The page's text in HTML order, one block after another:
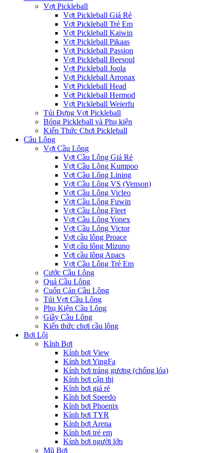
Vợt Pickleball
Vợt Pickleball Giá Rẻ
Vợt Pickleball Trẻ Em
Vợt Pickleball Kaiwin
Vợt Pickleball Pikaas
Vợt Pickleball Passion
Vợt Pickleball Beesoul
Vợt Pickleball Joola
Vợt Pickleball Arronax
Vợt Pickleball Head
Vợt Pickleball Hermod
Vợt Pickleball Weierfu
Túi Đựng Vợt Pickleball
Bóng Pickleball và Phụ kiện
Kiến Thức Chơi Pickleball
Cầu Lông
Vợt Cầu Lông
Vợt Cầu Lông Giá Rẻ
Vợt Cầu Lông Kumpoo
Vợt Cầu Lông Lining
Vợt Cầu Lông VS (Venson)
Vợt Cầu Lông Vicleo
Vợt Cầu Lông Fuwin
Vợt Cầu Lông Fleet
Vợt Cầu Lông Yonex
Vợt Cầu Lông Victor
Vợt cầu lông Proace
Vợt cầu lông Mizuno
Vợt cầu lông Apacs
Vợt Cầu Lông Trẻ Em
Cước Cầu Lông
Quả Cầu Lông
Cuốn Cán Cầu Lông
Túi Vợt Cầu Lông
Phụ Kiện Cầu Lông
Giầy Cầu Lông
Kiến thức chơi cầu lông
Bơi Lội
Kính Bơi
Kính bơi View
Kính bơi YingFa
Kính bơi tráng gương (chống lóa)
Kính bơi cận thị
Kính bơi giá rẻ
Kính bơi Speedo
Kính bơi Phoenix
Kính bơi TYR
Kính bơi Arena
Kính bơi trẻ em
Kính bơi người lớn
Mũ Bơi